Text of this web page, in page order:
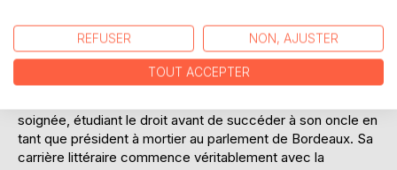
Montesquieu, est né le 18 janvier 1689 près de Bordeaux,
en France. Philosophe et écrivain des Lumières, il est
surtout connu pour ses oeuvres majeures telles que "De
l'esprit des lois" et "Les Lettres persanes". Issu d'une
soignée, étudiant le droit avant de succéder à son oncle en
tant que président à mortier au parlement de Bordeaux. Sa
carrière littéraire commence véritablement avec la
REFUSER NON, AJUSTER
TOUT ACCEPTER